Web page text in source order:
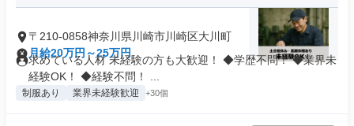
〒210-0858神奈川県川崎市川崎区大川町
月給20万円～25万円
求めている人材 未経験の方も大歓迎！ ◆学歴不問！ ◆業界未
経験OK！ ◆経験不問！ ...
制服あり 業界未経験歓迎 +30個